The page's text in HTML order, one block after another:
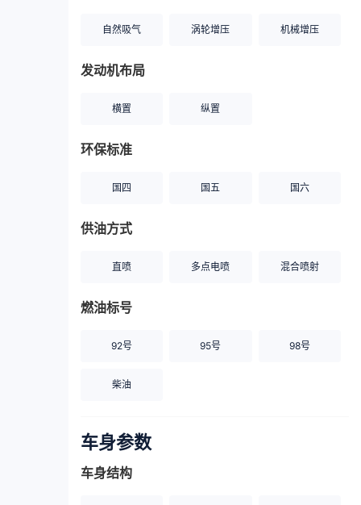
自然吸气 涡轮增压 机械增压
发动机布局
横置 纵置
环保标准
国四 国五 国六
供油方式
直喷 多点电喷 混合喷射
燃油标号
92号 95号 98号
柴油
车身参数
车身结构